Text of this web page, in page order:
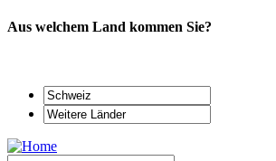
Aus welchem Land kommen Sie?